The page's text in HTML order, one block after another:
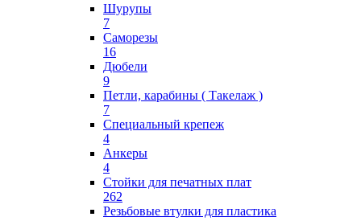
Шурупы
7
Саморезы
16
Дюбели
9
Петли, карабины ( Такелаж )
7
Специальный крепеж
4
Анкеры
4
Стойки для печатных плат
262
Резьбовые втулки для пластика